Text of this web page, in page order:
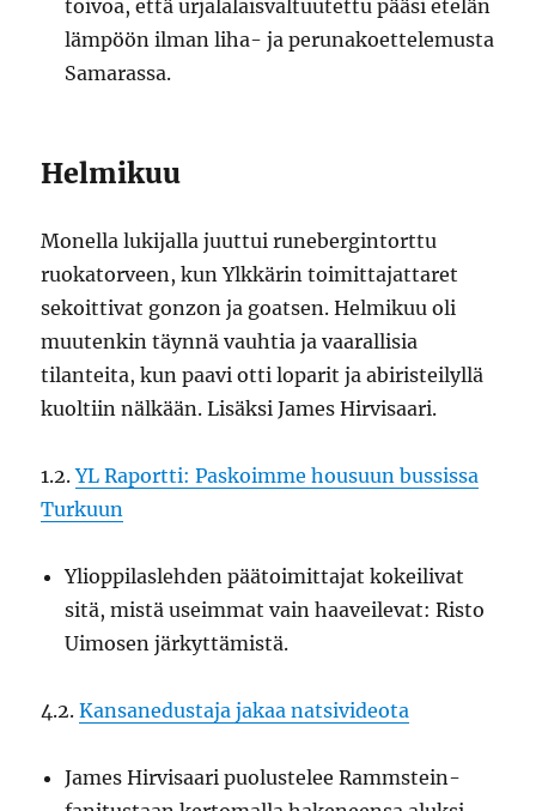
toivoa, että urjalalaisvaltuutettu pääsi etelän
lämpöön ilman liha- ja perunakoettelemusta
Samarassa.
Helmikuu
Monella lukijalla juuttui runebergintorttu
ruokatorveen, kun Ylkkärin toimittajattaret
sekoittivat gonzon ja goatsen. Helmikuu oli
muutenkin täynnä vauhtia ja vaarallisia
tilanteita, kun paavi otti loparit ja abiristeilyllä
kuoltiin nälkään. Lisäksi James Hirvisaari.
1.2.YL Raportti: Paskoimme housuun bussissa
Turkuun
Ylioppilaslehden päätoimittajat kokeilivat
sitä, mistä useimmat vain haaveilevat: Risto
Uimosen järkyttämistä.
4.2.Kansanedustaja jakaa natsivideota
James Hirvisaari puolustelee Rammstein-